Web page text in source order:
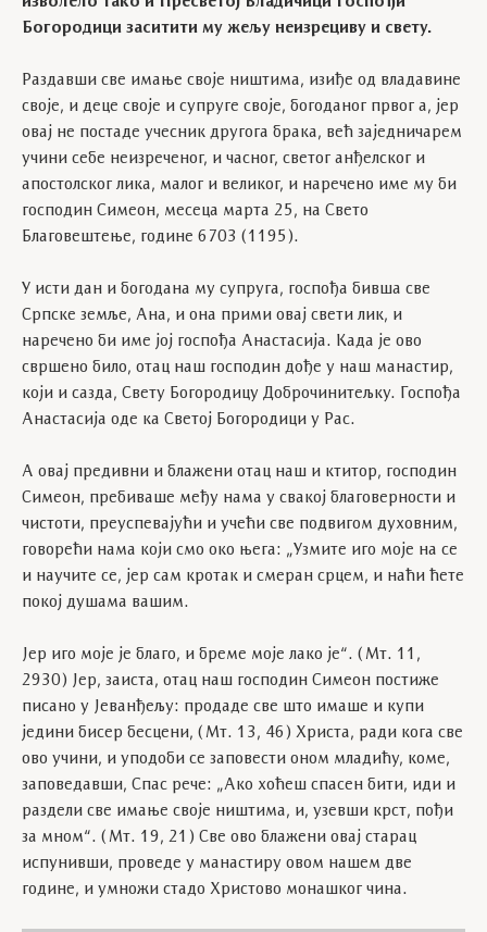
Богородици заситити му жељу неизрециву и свету.
Раздавши све имање своје ништима, изиђе од владавине
своје, и деце своје и супруге своје, богоданог првог а, јер
овај не постаде учесник другога брака, већ заједничарем
учини себе неизреченог, и часног, светог анђелског и
апостолског лика, малог и великог, и наречено име му би
господин Симеон, месеца марта 25, на Свето
Благовештење, године 6703 (1195).
У исти дан и богодана му супруга, госпођа бивша све
Српске земље, Ана, и она прими овај свети лик, и
наречено би име јој госпођа Анастасија. Када је ово
свршено било, отац наш господин дође у наш манастир,
који и сазда, Свету Богородицу Доброчинитељку. Госпођа
Анастасија оде ка Светој Богородици у Рас.
А овај предивни и блажени отац наш и ктитор, господин
Симеон, пребиваше међу нама у свакој благоверности и
чистоти, преуспевајући и учећи све подвигом духовним,
говорећи нама који смо око њега: „Узмите иго моје на се
и научите се, јер сам кротак и смеран срцем, и наћи ћете
покој душама вашим.
Јер иго моје је благо, и бреме моје лако је“. (Мт. 11,
2930) Јер, заиста, отац наш господин Симеон постиже
писано у Јеванђељу: продаде све што имаше и купи
једини бисер бесцени, (Мт. 13, 46) Христа, ради кога све
ово учини, и уподоби се заповести оном младићу, коме,
заповедавши, Спас рече: „Ако хоћеш спасен бити, иди и
раздели све имање своје ништима, и, узевши крст, пођи
за мном“. (Мт. 19, 21) Све ово блажени овај старац
испунивши, проведе у манастиру овом нашем две
године, и умножи стадо Христово монашког чина.